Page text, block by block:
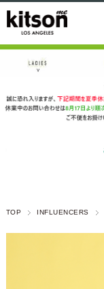
TOP INFLUENCERS